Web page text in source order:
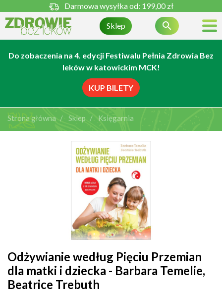
Darmowa wysyłka od: 199,00 zł
Sklep 
Do zobaczenia na 4. edycji Festiwalu Pełnia Zdrowia Bez
leków w katowickim MCK!
KUP BILETY
Strona główna Sklep Księgarnia
Odżywianie według Pięciu Przemian
dla matki i dziecka - Barbara Temelie,
Beatrice Trebuth